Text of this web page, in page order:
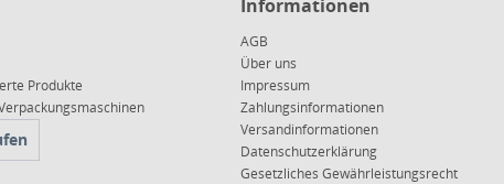
Produkte
Informationen
AGB
Über uns
Impressum
Zahlungsinformationen
Versandinformationen
Datenschutzerklärung
Gesetzliches Gewährleistungsrecht